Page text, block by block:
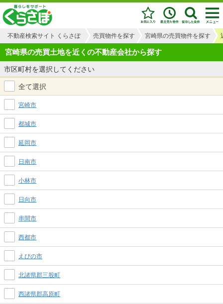
不動産検索サイト くらさぽ 売買物件を探す 宮崎県の売買物件を探す
宮崎県の売買土地を近くの不動産会社から探す
市区町村を選択してください
全て選択
宮崎市
都城市
延岡市
日南市
小林市
日向市
串間市
西都市
えびの市
北諸県郡三股町
西諸県郡高原町